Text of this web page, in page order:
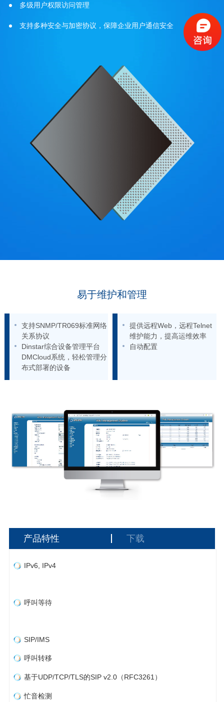
多级用户权限访问管理
支持多种安全与加密协议，保障企业用户通信安全
易于维护和管理
支持SNMP/TR069标准网络
关系协议
Dinstar综合设备管理平台
DMCloud系统，轻松管理分
布式部署的设备
提供远程Web，远程Telnet
维护能力，提高运维效率
自动配置
产品特性 下载
IPv6, IPv4
呼叫等待
SIP/IMS
呼叫转移
基于UDP/TCP/TLS的SIP v2.0（RFC3261）
忙音检测